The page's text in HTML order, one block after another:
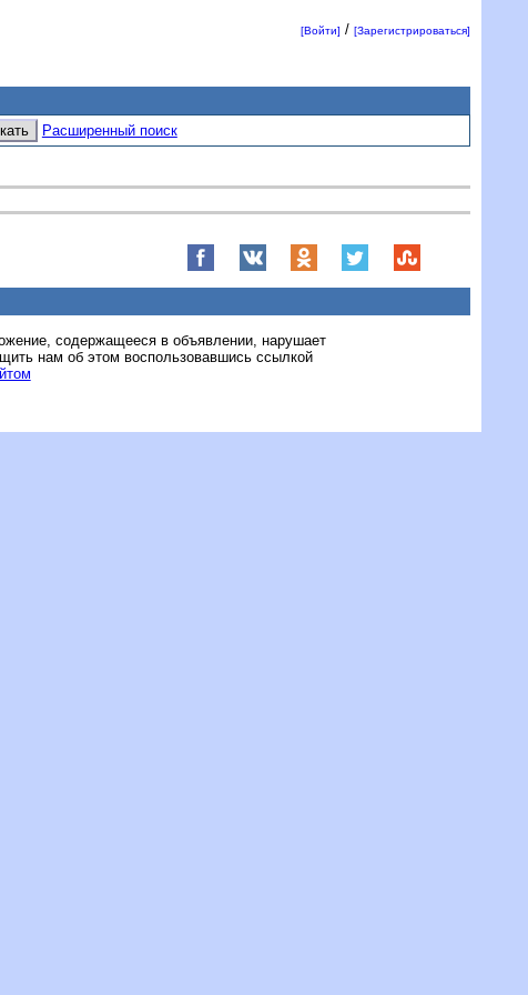
[Войти] /[Зарегистрироваться]
Расширенный поиск
содержащееся в объявлении, нарушает
нам об этом воспользовавшись ссылкой